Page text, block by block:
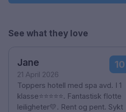
See what they love
Jane
21 April 2026
10
Toppers hotell med spa avd. I 1
klasse⭐️⭐️⭐️⭐️⭐️. Fantastisk flotte
leiligheter💛. Rent og pent. Sykt